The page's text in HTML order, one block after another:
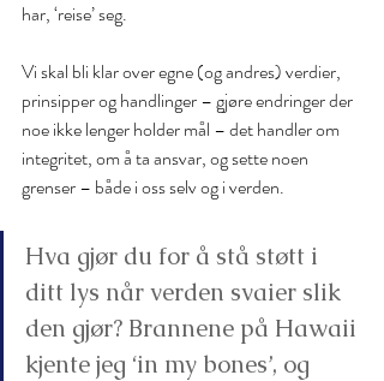
har, ‘reise’ seg.
Vi skal bli klar over egne (og andres) verdier,
prinsipper og handlinger – gjøre endringer der
noe ikke lenger holder mål – det handler om
integritet, om å ta ansvar, og sette noen
grenser – både i oss selv og i verden.
Hva gjør du for å stå støtt i
ditt lys når verden svaier slik
den gjør? Brannene på Hawaii
kjente jeg ‘in my bones’, og